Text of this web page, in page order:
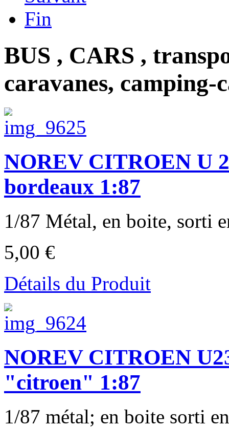
Fin
BUS , CARS ,
caravanes, camping-
NOREV CITROEN U
bordeaux 1:87
1/87 Métal, en boite, sorti
5,00 €
Détails du Produit
NOREV CITROEN
"citroen" 1:87
1/87 métal; en boite sorti